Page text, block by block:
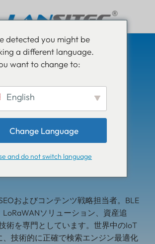
およびコンテンツ戦略担当者。BLE
LoRaWANソリューション、資産追
術を専門としています。世界中のIoT
、技術的に正確で検索エンジン最適化
detected you might be
a different language.
want to change to:
English
Change Language
and do not switch language